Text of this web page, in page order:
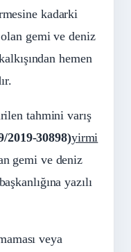
kadarki
gemi ve deniz
hemen
tahmini varış
2019-30898)yirmi
gemi ve deniz
yazılı
veya